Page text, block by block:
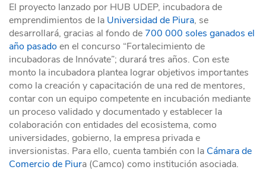
El proyecto lanzado por HUB UDEP, incubadora de
emprendimientos de la Universidad de Piura, se
desarrollará, gracias al fondo de 700 000 soles ganados el
año pasado en el concurso “Fortalecimiento de
incubadoras de Innóvate”; durará tres años. Con este
monto la incubadora plantea lograr objetivos importantes
como la creación y capacitación de una red de mentores,
contar con un equipo competente en incubación mediante
un proceso validado y documentado y establecer la
colaboración con entidades del ecosistema, como
universidades, gobierno, la empresa privada e
inversionistas. Para ello, cuenta también con la Cámara de
Comercio de Piura (Camco) como institución asociada.